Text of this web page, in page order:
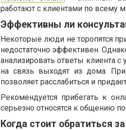
работают с клиентами по всему
Эффективны ли
Некоторые люди не торопятся
недостаточно эффективен.
анализировать ответы клиента
на связь выходят из дома.
позволяет расслабиться и
Рекомендуется прибегать к
серьезно относятся к общению
Когда стоит обратиться